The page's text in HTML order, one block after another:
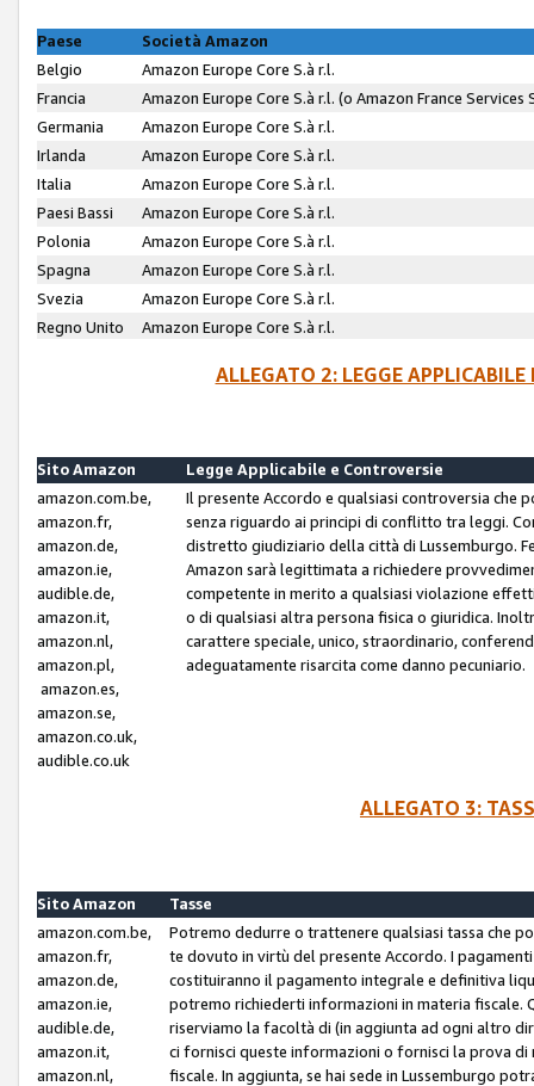
Paese
Società Amazon
Belgio
Amazon Europe Core S.à r.l.
Francia
Amazon Europe Core S.à r.l. (o Amazon France
Germania
Amazon Europe Core S.à r.l.
Irlanda
Amazon Europe Core S.à r.l.
Italia
Amazon Europe Core S.à r.l.
Paesi Bassi
Amazon Europe Core S.à r.l.
Polonia
Amazon Europe Core S.à r.l.
Spagna
Amazon Europe Core S.à r.l.
Svezia
Amazon Europe Core S.à r.l.
Regno Unito
Amazon Europe Core S.à r.l.
ALLEGATO 2: LEGGE
Sito Amazon
Legge Applicabile e Controversie
amazon.com.be,
amazon.fr,
amazon.de,
amazon.ie,
audible.de,
amazon.it,
amazon.nl,
amazon.pl,
amazon.es,
amazon.se,
amazon.co.uk,
audible.co.uk
Il presente Accordo e qualsiasi controversia che
senza riguardo ai principi di conflitto tra leggi.
distretto giudiziario della città di Lussemburgo.
Amazon sarà legittimata a richiedere
competente in merito a qualsiasi violazione
o di qualsiasi altra persona fisica o giuridica.
carattere speciale, unico, straordinario,
adeguatamente risarcita come danno pecuniario.
ALLEGATO 3:
Sito Amazon
Tasse
amazon.com.be,
amazon.fr,
amazon.de,
amazon.ie,
audible.de,
amazon.it,
amazon.nl,
Potremo dedurre o trattenere qualsiasi tassa che
te dovuto in virtù del presente Accordo. I
costituiranno il pagamento integrale e definitiva
potremo richiederti informazioni in materia fiscale.
riserviamo la facoltà di (in aggiunta ad ogni altro
ci fornisci queste informazioni o fornisci la prova
fiscale. In aggiunta, se hai sede in Lussemburgo